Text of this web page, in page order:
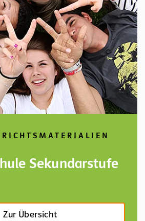
Sekundarstufe
Zur Übersicht